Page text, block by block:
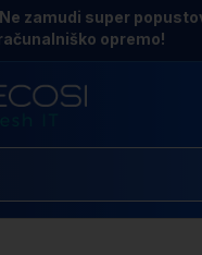
Ne zamudi super
opremo!